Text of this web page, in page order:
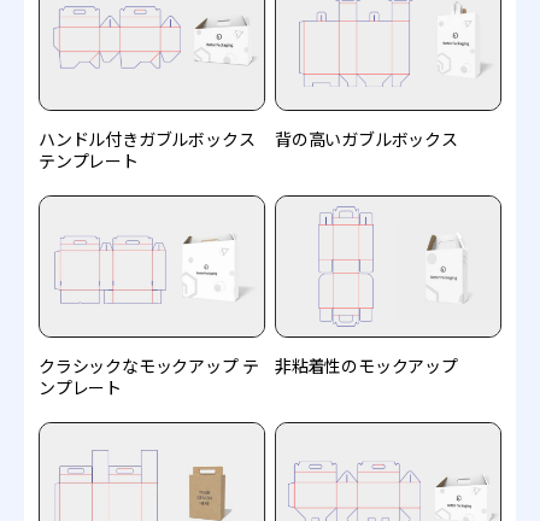
ハンドル付きガブルボックス
テンプレート
背の高いガブルボックス
クラシックなモックアップ テ
ンプレート
非粘着性のモックアップ